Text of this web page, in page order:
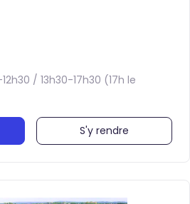
/ 13h30-17h30 (17h le
S'y rendre